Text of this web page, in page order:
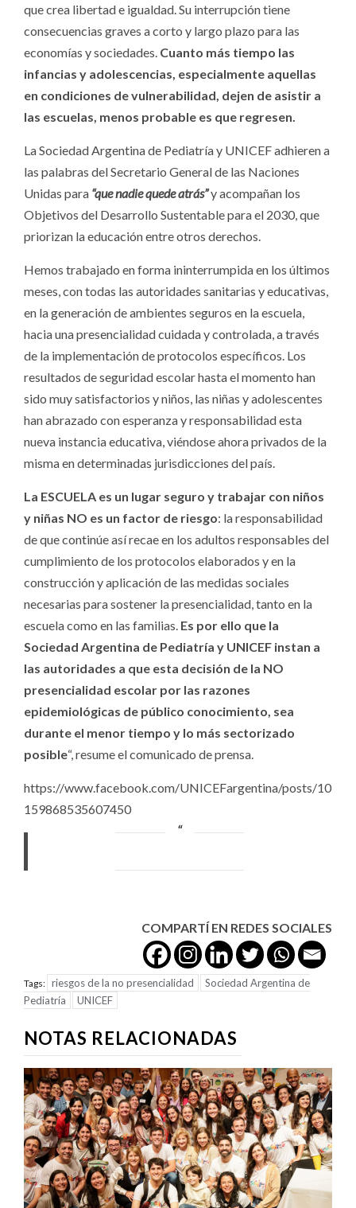
que crea libertad e igualdad. Su interrupción tiene
consecuencias graves a corto y largo plazo para las
economías y sociedades. Cuanto más tiempo las
infancias y adolescencias, especialmente aquellas
en condiciones de vulnerabilidad, dejen de asistir a
las escuelas, menos probable es que regresen.
La Sociedad Argentina de Pediatría y UNICEF adhieren a
las palabras del Secretario General de las Naciones
Unidas para “que nadie quede atrás”y acompañan los
Objetivos del Desarrollo Sustentable para el 2030, que
priorizan la educación entre otros derechos.
Hemos trabajado en forma ininterrumpida en los últimos
meses, con todas las autoridades sanitarias y educativas,
en la generación de ambientes seguros en la escuela,
hacia una presencialidad cuidada y controlada, a través
de la implementación de protocolos específicos. Los
resultados de seguridad escolar hasta el momento han
sido muy satisfactorios y niños, las niñas y adolescentes
han abrazado con esperanza y responsabilidad esta
nueva instancia educativa, viéndose ahora privados de la
misma en determinadas jurisdicciones del país.
La ESCUELA es un lugar seguro y trabajar con niños
y niñas NO es un factor de riesgo: la responsabilidad
de que continúe así recae en los adultos responsables del
cumplimiento de los protocolos elaborados y en la
construcción y aplicación de las medidas sociales
necesarias para sostener la presencialidad, tanto en la
escuela como en las familias. Es por ello que la
Sociedad Argentina de Pediatría y UNICEF instan a
las autoridades a que esta decisión de la NO
presencialidad escolar por las razones
epidemiológicas de público conocimiento, sea
durante el menor tiempo y lo más sectorizado
posible“, resume el comunicado de prensa.
https://www.facebook.com/UNICEFargentina/posts/10
159868535607450
COMPARTÍ EN REDES SOCIALES
Tags: riesgos de la no presencialidad
Sociedad Argentina de
Pediatría
UNICEF
NOTAS RELACIONADAS